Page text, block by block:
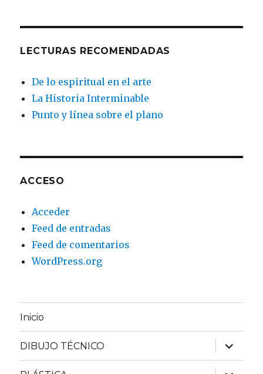
LECTURAS RECOMENDADAS
De lo espiritual en el arte
La Historia Interminable
Punto y línea sobre el plano
ACCESO
Acceder
Feed de entradas
Feed de comentarios
WordPress.org
Inicio
DIBUJO TÉCNICO
expande
el
menú
inferior